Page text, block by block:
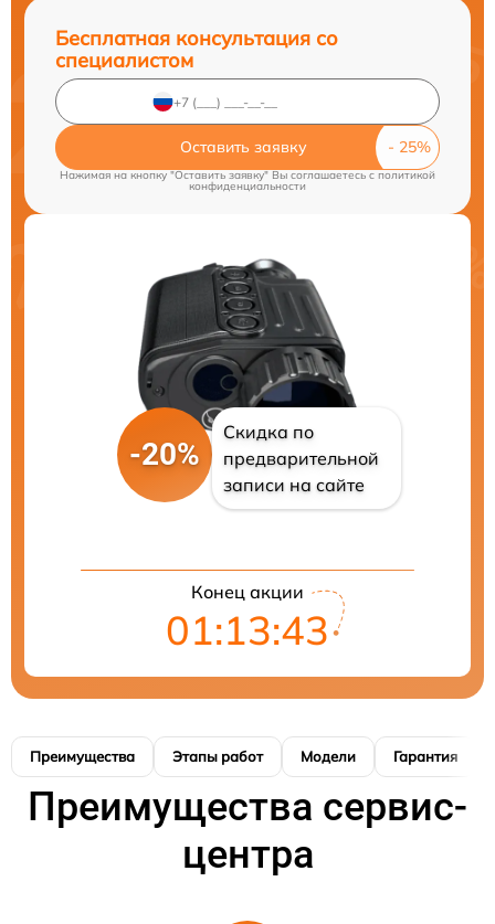
Бесплатная консультация со
специалистом
Оставить заявку
Нажимая на кнопку "Оставить заявку" Вы соглашаетесь cполитикой
конфиденциальности
-20%
Скидка по
предварительной
записи на сайте
Конец акции
01:13:42
Преимущества Этапы работ Модели Гарантия
Преимущества сервис-
центра